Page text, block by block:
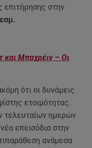
επιτήρησης στην
και Μπαχρέιν – Οι
ότι οι δυνάμεις
ετοιμότητας.
τελευταίων ημερών
επεισόδια στην
ανάμεσα